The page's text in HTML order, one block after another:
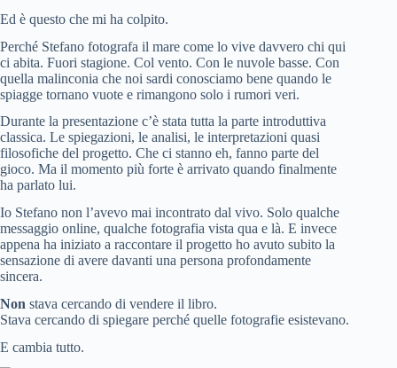
Ed è questo che mi ha colpito.
Perché Stefano fotografa il mare come lo vive davvero chi qui
ci abita. Fuori stagione. Col vento. Con le nuvole basse. Con
quella malinconia che noi sardi conosciamo bene quando le
spiagge tornano vuote e rimangono solo i rumori veri.
Durante la presentazione c’è stata tutta la parte introduttiva
classica. Le spiegazioni, le analisi, le interpretazioni quasi
filosofiche del progetto. Che ci stanno eh, fanno parte del
gioco. Ma il momento più forte è arrivato quando finalmente
ha parlato lui.
Io Stefano non l’avevo mai incontrato dal vivo. Solo qualche
messaggio online, qualche fotografia vista qua e là. E invece
appena ha iniziato a raccontare il progetto ho avuto subito la
sensazione di avere davanti una persona profondamente
sincera.
Non stava cercando di vendere il libro.
Stava cercando di spiegare perché quelle fotografie esistevano.
E cambia tutto.